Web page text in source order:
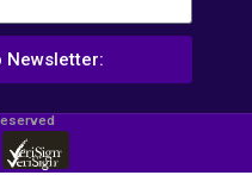
Newsletter: